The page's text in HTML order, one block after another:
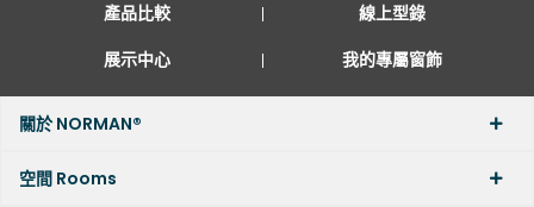
產品比較
線上型錄
展示中心
我的專屬窗飾
關於 NORMAN®
空間 Rooms